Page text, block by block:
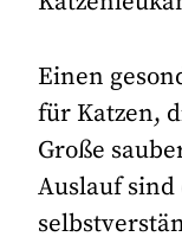
Einen
für Katzen,
Große
Auslauf